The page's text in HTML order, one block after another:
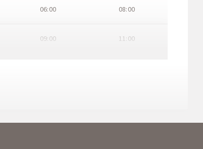
06:00 08:00
09:00 11:00